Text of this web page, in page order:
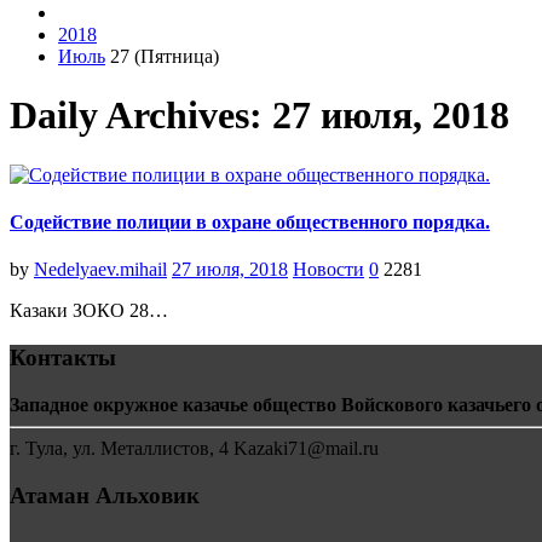
2018
Июль 27 (Пятница)
Daily Archives: 27 июля, 2018
Содействие полиции в охране общественного порядка.
by Nedelyaev.mihail 27 июля, 2018 Новости 0 2281
Казаки ЗОКО 28…
Контакты
Западное окружное казачье общество Войскового
г. Тула, ул. Металлистов, 4 Kazaki71@mail.ru
Атаман Альховик